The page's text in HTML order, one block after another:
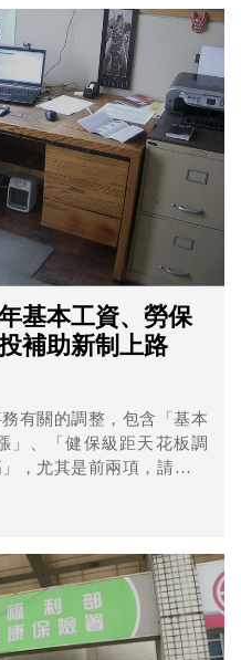
基本工資、勞保
補助新制上路
有關的調整，包含「基本
」、「健保級距天花板調
，尤其是前兩項，請記得